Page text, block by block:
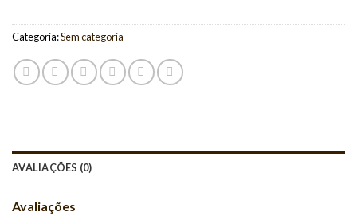
Categoria:Sem categoria
AVALIAÇÕES (0)
Avaliações